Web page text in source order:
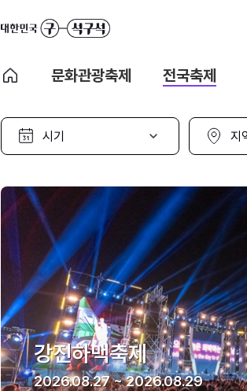
문화관광축제 전국축제
시
선
지
선
강진하맥축제
2026.08.27 ~ 2026.08.29